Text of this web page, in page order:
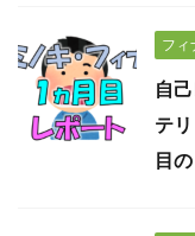
フィ
自
テ
目